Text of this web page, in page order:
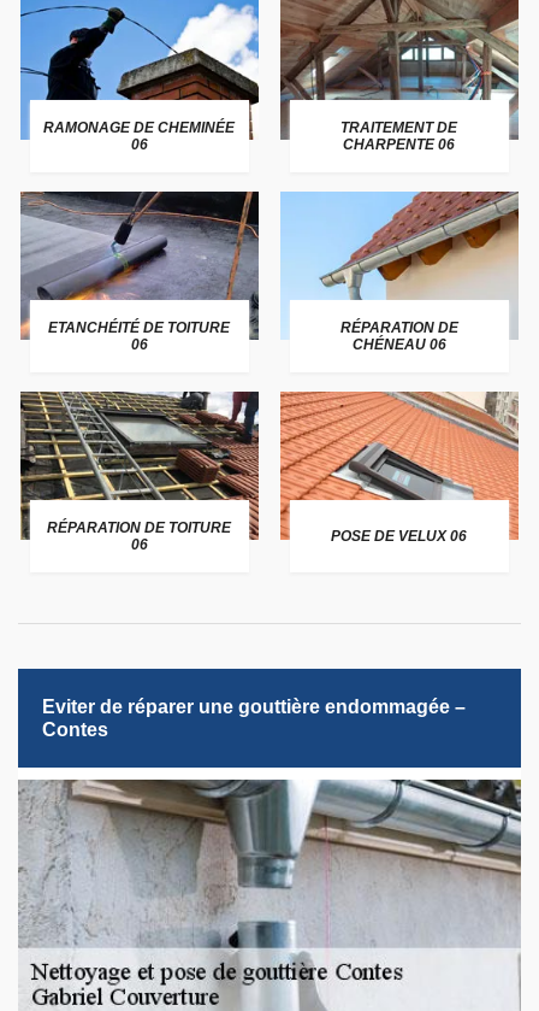
RAMONAGE DE CHEMINÉE
06
TRAITEMENT DE
CHARPENTE 06
ETANCHÉITÉ DE TOITURE
06
RÉPARATION DE
CHÉNEAU 06
RÉPARATION DE TOITURE
06
POSE DE VELUX 06
Eviter de réparer une gouttière endommagée –
Contes